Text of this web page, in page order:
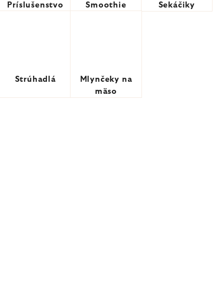
Príslušenstvo Smoothie Sekáčiky
Strúhadlá
Mlynčeky na
mäso